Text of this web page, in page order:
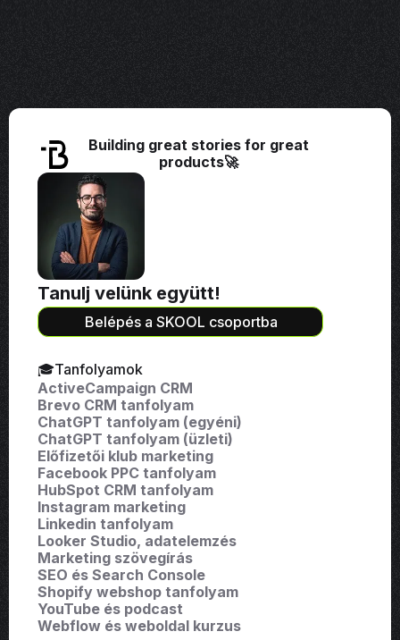
Building great stories for great
products🚀
Tanulj velünk együtt!
Belépés a SKOOL csoportba
🎓Tanfolyamok
ActiveCampaign CRM
Brevo CRM tanfolyam
ChatGPT tanfolyam (egyéni)
ChatGPT tanfolyam (üzleti)
Előfizetői klub marketing
Facebook PPC tanfolyam
HubSpot CRM tanfolyam
Instagram marketing
Linkedin tanfolyam
Looker Studio, adatelemzés
Marketing szövegírás
SEO és Search Console
Shopify webshop tanfolyam
YouTube és podcast
Webflow és weboldal kurzus